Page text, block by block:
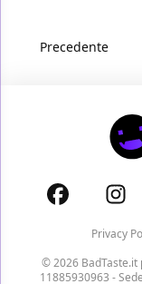
Precedente
Privacy
© 2026 BadTaste.it
11885930963 -